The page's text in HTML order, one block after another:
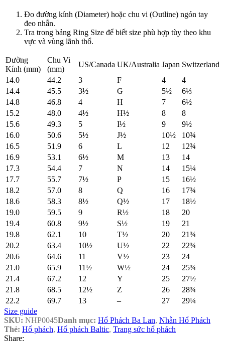
Đo đường kính (Diameter) hoặc chu vi (Outline) ngón tay
đeo nhẫn.
Tra trong bảng Ring Size để biết size phù hợp tùy theo khu
vực và vùng lãnh thổ.
Đường
Kính (mm)
Chu Vi
(mm)
US/Canada UK/Australia Japan Switzerland
14.0
44.2 3 F 4
4
14.4
45.5 3½ G 5½
6⅓
14.8
46.8 4 H 7
6½
15.2
48.0 4½ H½ 8
8
15.6
49.3 5 I½ 9
9½
16.0
50.6 5½ J½ 10½
10¾
16.5
51.9 6 L 12
12¾
16.9
53.1 6½ M 13
14
17.3
54.4 7 N 14
15¼
17.7
55.7 7½ P 15
16½
18.2
57.0 8 Q 16
17¾
18.6
58.3 8½ Q½ 17
18½
19.0
59.5 9 R½ 18
20
19.4
60.8 9½ S½ 19
21
19.8
62.1 10 T½ 20
21¾
20.2
63.4 10½ U½ 22
22¾
20.6
64.6 11 V½ 23
24
21.0
65.9 11½ W½ 24
25¾
21.4
67.2 12 Y 25
27½
21.8
68.5 12½ Z 26
28¾
22.2
69.7 13 – 27
29¼
Size guide
SKU: NHP0045Danh mục: Hổ Phách Ba Lan, Nhẫn Hổ Phách
Thẻ: Hổ phách, Hổ phách Baltic, Trang sức hổ phách
Share: